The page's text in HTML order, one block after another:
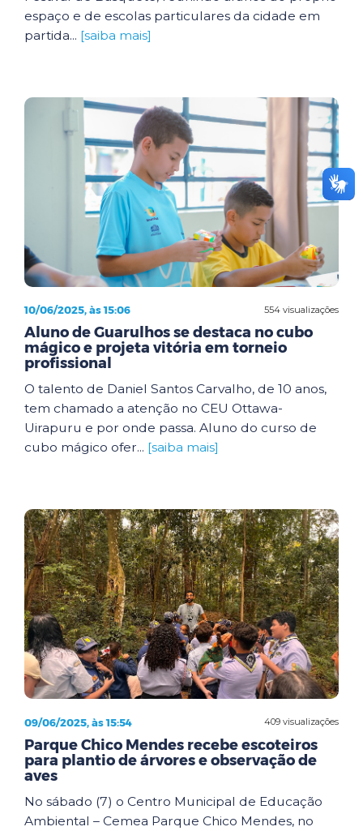
espaço e de escolas particulares da cidade em
partida... [saiba mais]
554 visualizações
10/06/2025, às 15:06
Aluno de Guarulhos se destaca no cubo
mágico e projeta vitória em torneio
profissional
O talento de Daniel Santos Carvalho, de 10 anos,
tem chamado a atenção no CEU Ottawa-
Uirapuru e por onde passa. Aluno do curso de
cubo mágico ofer... [saiba mais]
409 visualizações
09/06/2025, às 15:54
Parque Chico Mendes recebe escoteiros
para plantio de árvores e observação de
aves
No sábado (7) o Centro Municipal de Educação
Ambiental – Cemea Parque Chico Mendes, no